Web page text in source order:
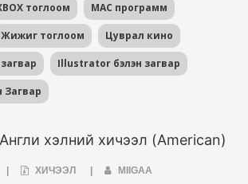
тоглоом MAC программ
Жижиг тоглоом Цуврал кино
Illustrator бэлэн загвар
Загвар
хэлний хичээл (American)
ХИЧЭЭЛ MIIGAA